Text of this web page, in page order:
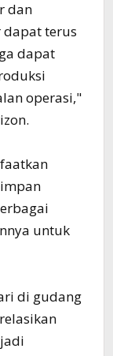
dan
dapat terus
dapat
operasi,"
untuk
di gudang